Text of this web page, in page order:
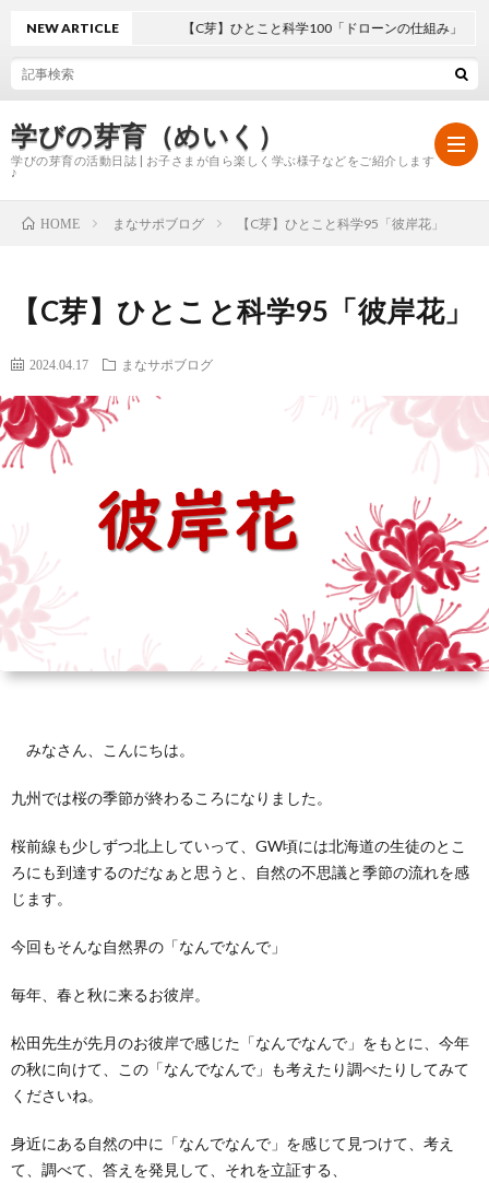
学びの芽育（めいく）
学びの芽育の活動日誌 | お子さまが自ら楽しく学ぶ様子などをご紹介します
♪
ー
学
の
育
は？
NEW ARTICLE 【C芽】ひとこと科学100「ドローンの仕組み」
HOME まなサポブログ 【C芽】ひとこと科学95「彼岸花」
【C芽】ひとこと科学95「彼岸花」
2024.04.17 まなサポブログ
みなさん、こんにちは。
九州では桜の季節が終わるころになりました。
桜前線も少しずつ北上していって、GW頃には北海道の生徒のとこ
ろにも到達するのだなぁと思うと、自然の不思議と季節の流れを感
じます。
今回もそんな自然界の「なんでなんで」
毎年、春と秋に来るお彼岸。
松田先生が先月のお彼岸で感じた「なんでなんで」をもとに、今年
の秋に向けて、この「なんでなんで」も考えたり調べたりしてみて
くださいね。
身近にある自然の中に「なんでなんで」を感じて見つけて、考え
て、調べて、答えを発見して、それを立証する、